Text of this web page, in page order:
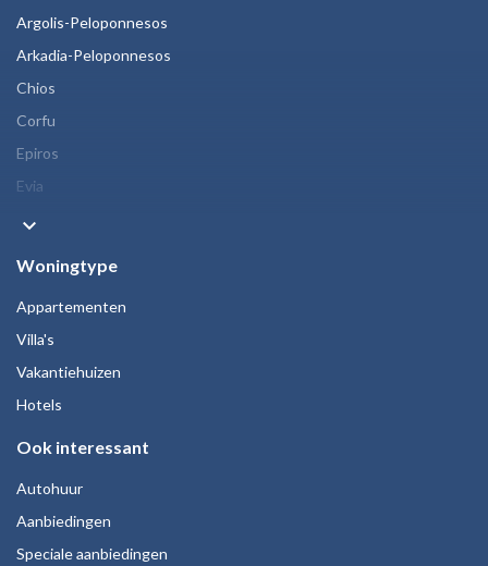
Argolis-Peloponnesos
Arkadia-Peloponnesos
Chios
Corfu
Epiros
Evia
keyboard_arrow_down
Woningtype
Appartementen
Villa's
Vakantiehuizen
Hotels
Ook interessant
Autohuur
Aanbiedingen
Speciale aanbiedingen